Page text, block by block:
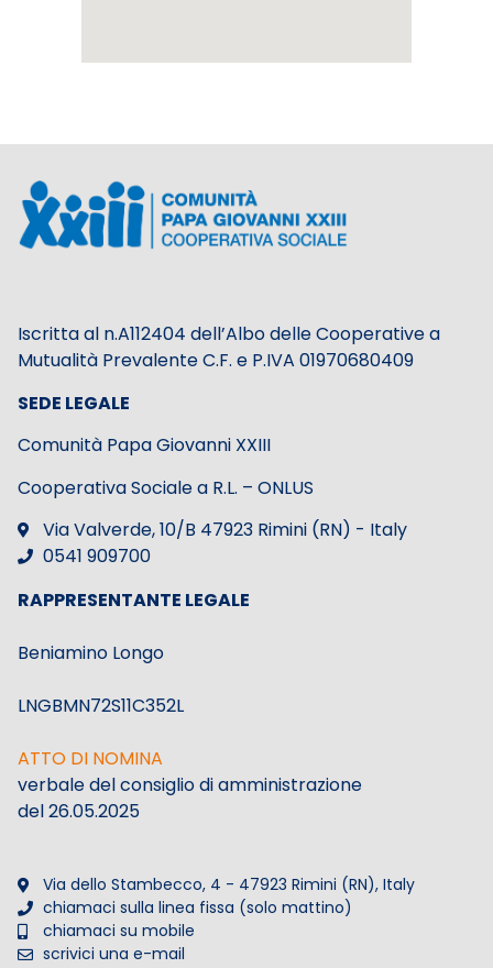
Iscritta al n.A112404 dell’Albo delle Cooperative a
Mutualità Prevalente C.F. e P.IVA 01970680409
SEDE LEGALE
Comunità Papa Giovanni XXIII
Cooperativa Sociale a R.L. – ONLUS
Via Valverde, 10/B 47923 Rimini (RN) - Italy
0541 909700
RAPPRESENTANTE LEGALE
Beniamino Longo
LNGBMN72S11C352L
ATTO DI NOMINA
verbale del consiglio di amministrazione
del 26.05.2025
Via dello Stambecco, 4 - 47923 Rimini (RN), Italy
chiamaci sulla linea fissa (solo mattino)
chiamaci su mobile
scrivici una e-mail